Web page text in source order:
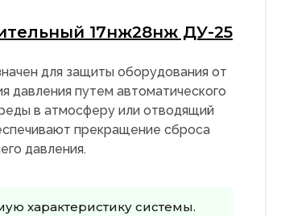
17нж28нж ДУ-25
для защиты оборудования от
давления путем автоматического
в атмосферу или отводящий
прекращение сброса
давления.
характеристику системы.